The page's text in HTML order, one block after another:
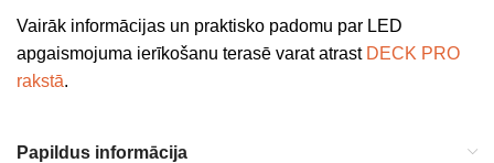
Vairāk informācijas un praktisko padomu par LED
apgaismojuma ierīkošanu terasē varat atrast DECK PRO
rakstā.
Papildus informācija